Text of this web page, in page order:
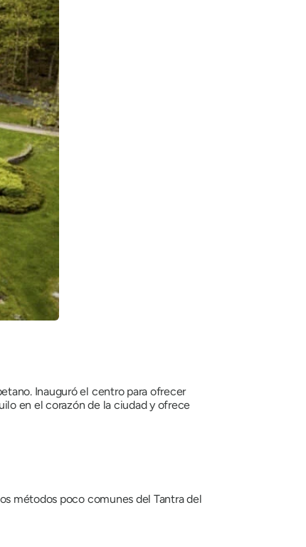
Inauguró el centro para ofrecer
en el corazón de la ciudad y ofrece
métodos poco comunes del Tantra del